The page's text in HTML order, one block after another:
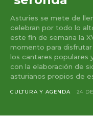
Asturies se mete de
celebran por todo lo
este fin de semana la
momento para
los cantares populares
con la elaboración de
asturianos propios de
CULTURA Y AGENDA 24